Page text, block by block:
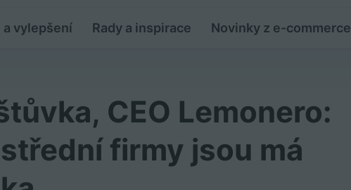
a vylepšení Rady a inspirace Novinky z e-commerce
CEO Lemonero:
firmy jsou má